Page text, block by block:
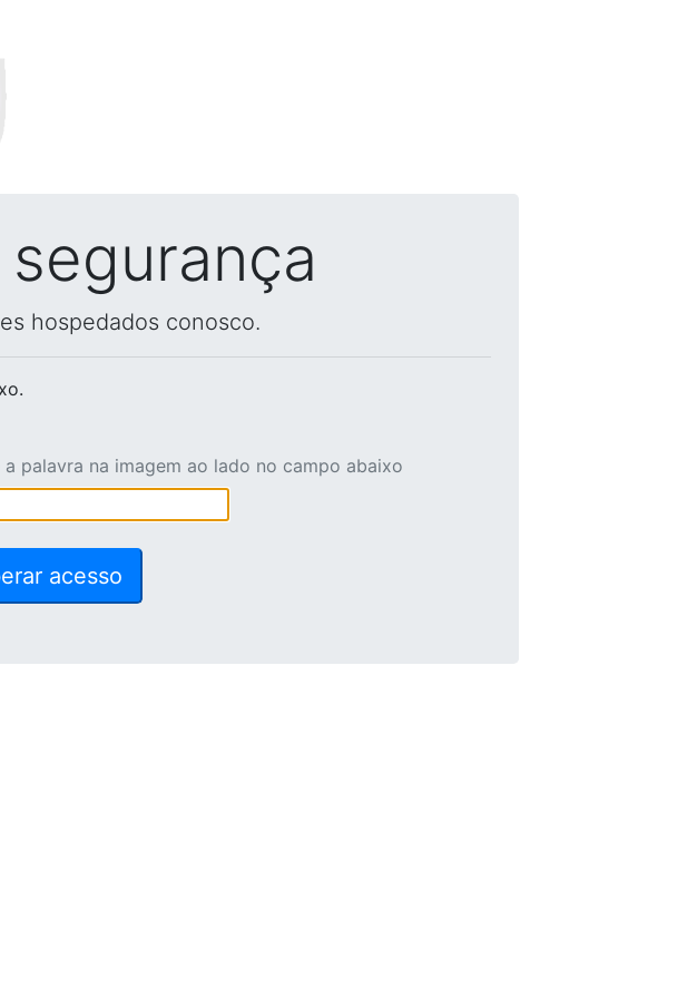
hospedados conosco.
a palavra na imagem ao lado no campo abaixo